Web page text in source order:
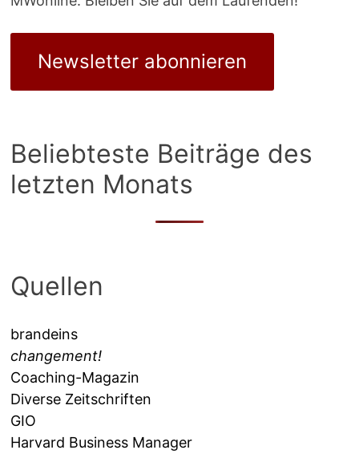
Newsletter abonnieren
Beliebteste Beiträge des
letzten Monats
Quellen
brandeins
changement!
Coaching-Magazin
Diverse Zeitschriften
GIO
Harvard Business Manager